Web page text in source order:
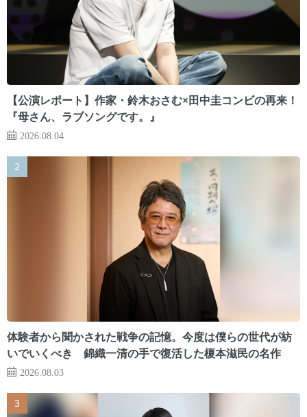
【公演レポート】作家・鈴木おさむ×田中圭コンビの再来！
『母さん、ラブソングです。』
2026.08.04
体験者から聞かされた戦争の記憶。今度は僕らの世代が紡
いでいくべき 錦織一清の手で復活した榎本滋民の名作
2026.08.03